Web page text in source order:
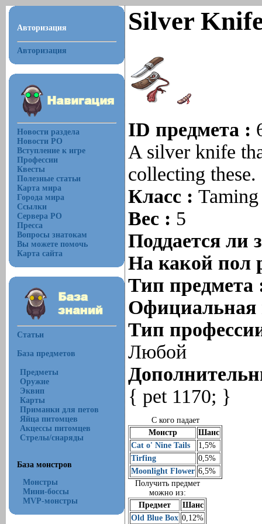
Авторизация
Авторизация
Новости раздела
Новости РО
Вступление к игре
Профессии
Квесты
Полезные статьи
Карта мира
Города мира
Ссылки
Сервера РО
Пресса
Вопросы знатокам
Вы можете помочь
Карта сайта
Статьи
База предметов
Предметы
Оружие
Эквип
Карты
Приманки для петов
Яйца питомцев
Акцессы питомцев
Стрелы/снаряды
База монстров
Монстры
Мини-боссы
MVP-монстры
Silver
ID предмета :
A silver knife
collecting these.
Класс :
Вес : 5
Поддается ли
На какой пол
Тип
Тип
Любой
{ pet 1170; }
С кого падает
Монстр
Шанс
Cat o' Nine Tails
1,5%
Tirfing
0,5%
Moonlight Flower 6,5%
Получить предмет
можно из:
Предмет
Шанс
Old Blue Box 0,12%